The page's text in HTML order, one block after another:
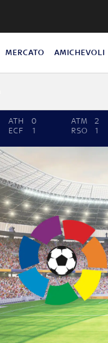
MERCATO AMICHEVOLI
ATH
0
ECF
1
ATM
2
RSO
1